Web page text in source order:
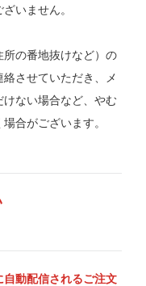
いません。
の番地抜けなど）の
させていただき、メ
ない場合など、やむ
合がございます。
自動配信されるご注文